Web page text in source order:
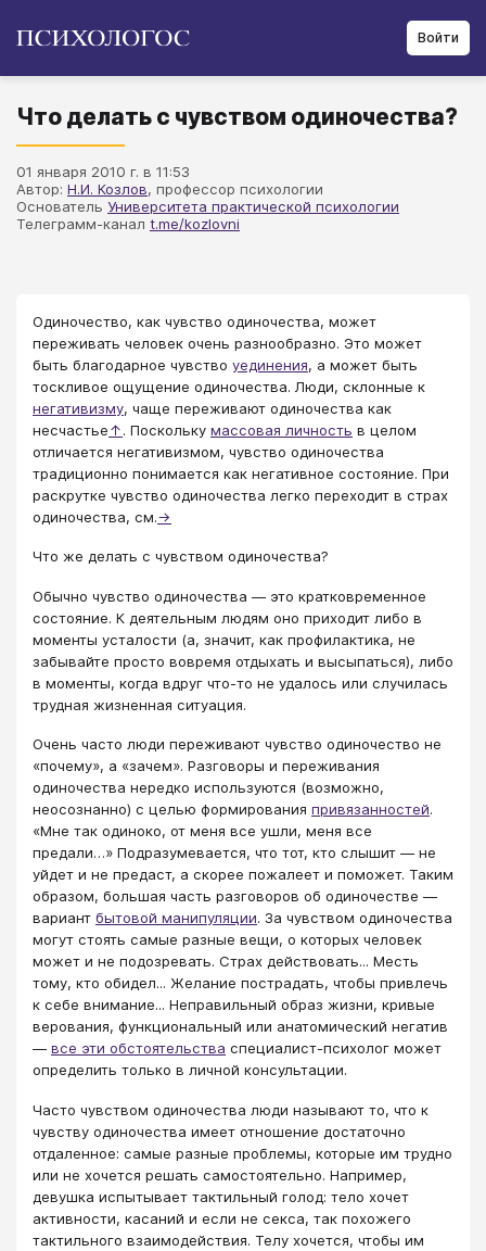
Войти
Что делать с чувством одиночества?
01 января 2010 г. в 11:53
Автор: Н.И. Козлов, профессор психологии
Основатель Университета практической психологии
Телеграмм-канал t.me/kozlovni
Одиночество, как чувство одиночества, может
переживать человек очень разнообразно. Это может
быть благодарное чувство уединения, а может быть
тоскливое ощущение одиночества. Люди, склонные к
негативизму, чаще переживают одиночества как
несчастье↑. Поскольку массовая личность в целом
отличается негативизмом, чувство одиночества
традиционно понимается как негативное состояние. При
раскрутке чувство одиночества легко переходит в страх
одиночества, см.→
Что же делать с чувством одиночества?
Обычно чувство одиночества — это кратковременное
состояние. К деятельным людям оно приходит либо в
моменты усталости (а, значит, как профилактика, не
забывайте просто вовремя отдыхать и высыпаться), либо
в моменты, когда вдруг что-то не удалось или случилась
трудная жизненная ситуация.
Очень часто люди переживают чувство одиночество не
«почему», а «зачем». Разговоры и переживания
одиночества нередко используются (возможно,
неосознанно) с целью формирования привязанностей.
«Мне так одиноко, от меня все ушли, меня все
предали…» Подразумевается, что тот, кто слышит — не
уйдет и не предаст, а скорее пожалеет и поможет. Таким
образом, большая часть разговоров об одиночестве —
вариант бытовой манипуляции. За чувством одиночества
могут стоять самые разные вещи, о которых человек
может и не подозревать. Страх действовать... Месть
тому, кто обидел... Желание пострадать, чтобы привлечь
к себе внимание... Неправильный образ жизни, кривые
верования, функциональный или анатомический негатив
—все эти обстоятельства специалист-психолог может
определить только в личной консультации.
Часто чувством одиночества люди называют то, что к
чувству одиночества имеет отношение достаточно
отдаленное: самые разные проблемы, которые им трудно
или не хочется решать самостоятельно. Например,
девушка испытывает тактильный голод: тело хочет
активности, касаний и если не секса, так похожего
тактильного взаимодействия. Телу хочется, чтобы им